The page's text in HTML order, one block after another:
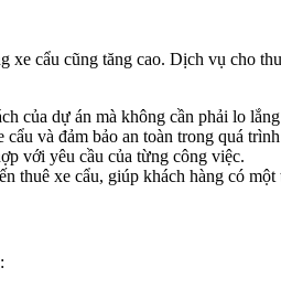
cẩu cũng tăng cao. Dịch vụ cho
của dự án mà không cần phải lo
và đảm bảo an toàn trong quá
với yêu cầu của từng công việc.
thuê xe cẩu, giúp khách hàng có một